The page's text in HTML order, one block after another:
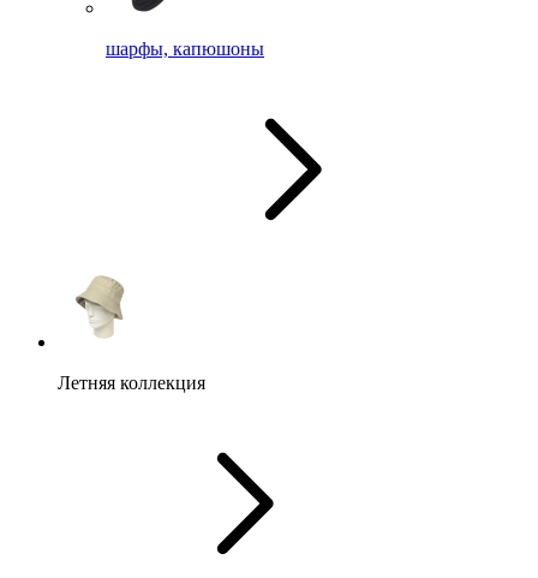
шарфы, капюшоны
Летняя коллекция